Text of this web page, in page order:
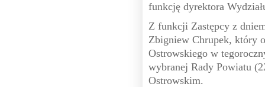
funkcję dyrektora
Z funkcji Zastępcy z
Zbigniew Chrupek, który
Ostrowskiego w
wybranej Rady Powiatu
Ostrowskim.